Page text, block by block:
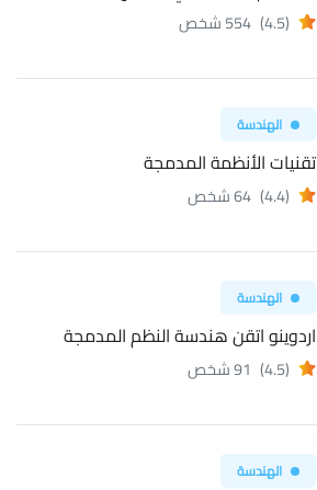
(4.5) 554 شخص
الهندسة
تقنيات الأنظمة المدمجة
(4.4) 64 شخص
الهندسة
اردوينو اتقن هندسة النظم المدمجة
(4.5) 91 شخص
الهندسة